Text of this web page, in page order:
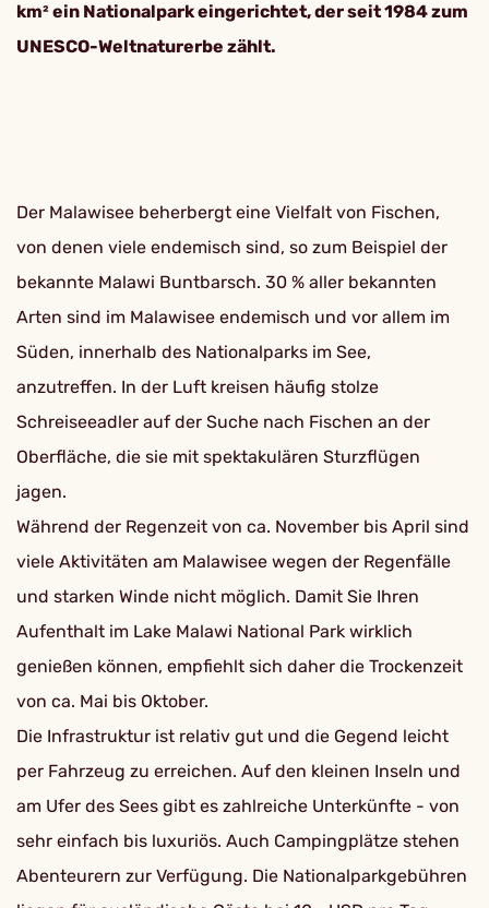
km² ein Nationalpark eingerichtet, der seit 1984 zum
UNESCO-Weltnaturerbe zählt.
Der Malawisee beherbergt eine Vielfalt von Fischen,
von denen viele endemisch sind, so zum Beispiel der
bekannte Malawi Buntbarsch. 30 % aller bekannten
Arten sind im Malawisee endemisch und vor allem im
Süden, innerhalb des Nationalparks im See,
anzutreffen. In der Luft kreisen häufig stolze
Schreiseeadler auf der Suche nach Fischen an der
Oberfläche, die sie mit spektakulären Sturzflügen
jagen.
Während der Regenzeit von ca. November bis April sind
viele Aktivitäten am Malawisee wegen der Regenfälle
und starken Winde nicht möglich. Damit Sie Ihren
Aufenthalt im Lake Malawi National Park wirklich
genießen können, empfiehlt sich daher die Trockenzeit
von ca. Mai bis Oktober.
Die Infrastruktur ist relativ gut und die Gegend leicht
per Fahrzeug zu erreichen. Auf den kleinen Inseln und
am Ufer des Sees gibt es zahlreiche Unterkünfte - von
sehr einfach bis luxuriös. Auch Campingplätze stehen
Abenteurern zur Verfügung. Die Nationalparkgebühren